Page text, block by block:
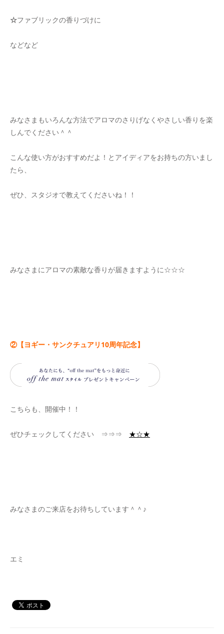
☆ファブリックの香りづけに
などなど
みなさまもいろんな方法でアロマのさりげなくやさしい香りを楽
しんでください＾＾
こんな使い方がおすすめだよ！とアイディアをお持ちの方いまし
たら、
ぜひ、スタジオで教えてくださいね！！
みなさまにアロマの素敵な香りが届きますように☆☆☆
②【ヨギー・サンクチュアリ10周年記念】
こちらも、開催中！！
ぜひチェックしてください ⇒⇒⇒ ★☆★
みなさまのご来店をお待ちしています＾＾♪
エミ